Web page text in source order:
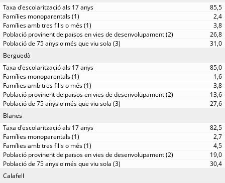
85,5
2,4
3,8
26,8
31,0
Berguedà
85,0
1,6
3,8
13,6
27,6
Blanes
82,5
2,7
4,5
19,0
30,4
Calafell